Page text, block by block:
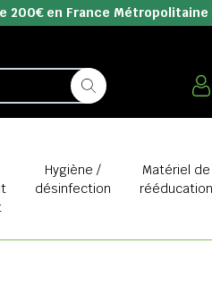
200€ en France
Hygiène /
désinfection
Matériel de
rééducation